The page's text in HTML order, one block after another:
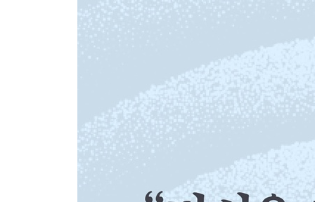
두려움 때문에 권위적인 권력에 빠지지 마라
8장 조직을 위한 제안
제안 1: 조직도를 ‘권력 지도’로 보완하라 ‖ 제
‖ 제안 4: 조직 내 분산된 권력 구조를 만들라
9장 사회를 위한 제안
감사의 글